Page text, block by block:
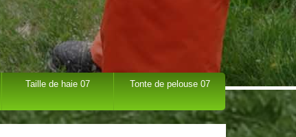
Taille de haie 07 Tonte de pelouse 07